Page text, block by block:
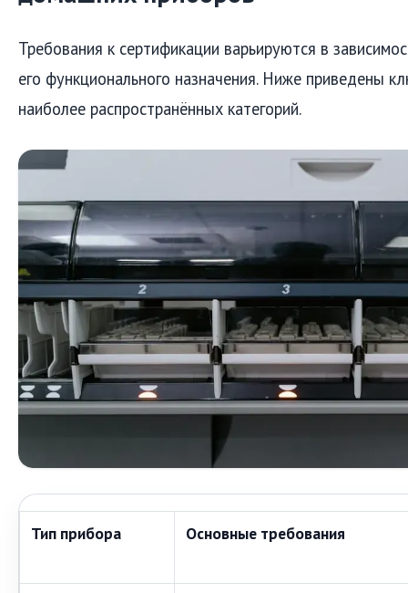
Требования к сертификации варьируются в
его функционального назначения. Ниже приведены
наиболее распространённых категорий.
Тип прибора Основные требования